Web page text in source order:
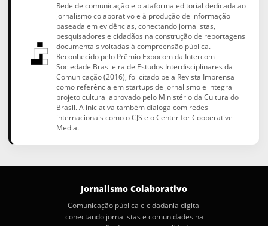
Rede de comunicação e plataforma editorial dedicada ao
jornalismo colaborativo e à produção de informação
baseada em evidências, conectando jornalistas,
pesquisadores e cidadãos na construção de reportagens
documentais voltadas à compreensão pública.
Reconhecido pelo Prêmio Expocom da Intercom -
Sociedade Brasileira de Estudos Interdisciplinares da
Comunicação (2016), foi citado pela Revista Imprensa
como referência em startups de jornalismo e integra
projeto cultural aprovado pelo Ministério da Cultura do
Brasil. A iniciativa também dialoga com redes
internacionais como o CJS e o Center for Cooperative
Media.
Jornalismo Colaborativo
Comunicação pública e cidadania digital
conectando jornalistas e comunidades na